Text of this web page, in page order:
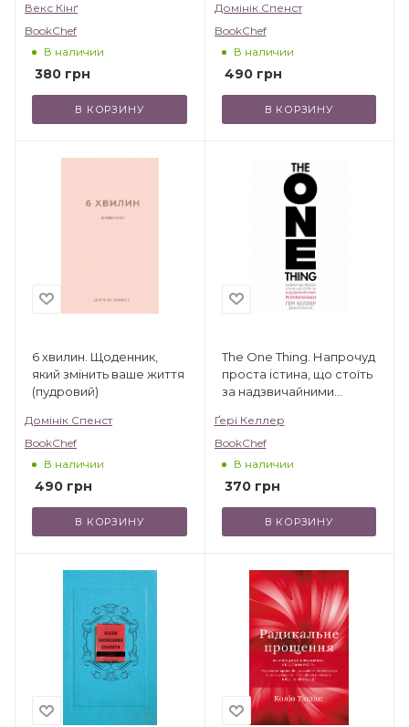
Векс Кінґ
BookChef
В наличии
380 грн
В КОРЗИНУ
Домінік Спенст
BookChef
В наличии
490грн
В КОРЗИНУ
6 хвилин. Щоденник,
який змінить ваше життя
(пудровий)
Домінік Спенст
BookChef
В наличии
490 грн
В КОРЗИНУ
The One Thing. Напрочуд
проста істина, що стоїть
за надзвичайними
Ґері Келлер
BookChef
В наличии
370грн
В КОРЗИНУ